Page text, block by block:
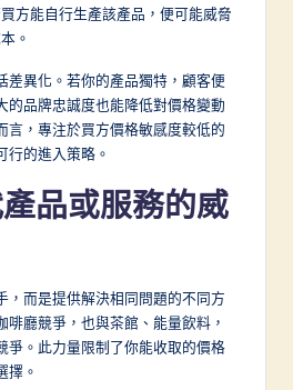
方能自行生產該產品，便可能威脅
。
差異化。若你的產品獨特，顧客便
的品牌忠誠度也能降低對價格變動
言，專注於買方價格敏感度較低的
行的進入策略。
品或服務的威
，而是提供解決相同問題的不同方
啡廳競爭，也與茶館、能量飲料，
爭。此力量限制了你能收取的價格
擇。